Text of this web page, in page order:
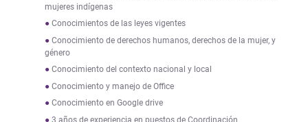
mujeres indígenas
Conocimientos de las leyes vigentes
Conocimiento de derechos humanos, derechos de la mujer, y
género
Conocimiento del contexto nacional y local
Conocimiento y manejo de Office
Conocimiento en Google drive
3 años de experiencia en puestos de Coordinación